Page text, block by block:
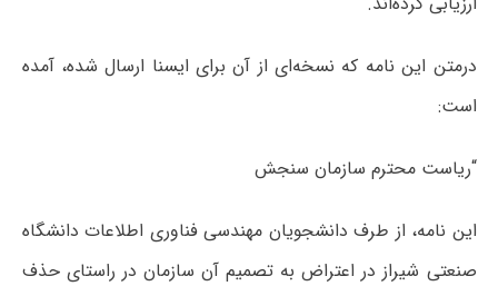
درمتن این نامه که نسخه‌ای از آن برای ایسنا ارسال شده، آمده
است:
“ریاست محترم سازمان سنجش
این نامه، از طرف دانشجویان مهندسی فناوری اطلاعات دانشگاه
صنعتی شیراز در اعتراض به تصمیم آن سازمان در راستای حذف